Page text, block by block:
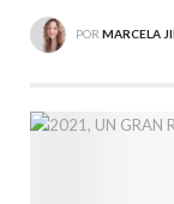
POR MARCELA